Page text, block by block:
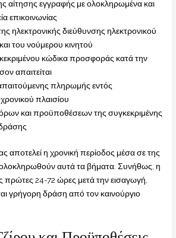
αίτησης εγγραφής με ολοκληρωμένα και
επικοινωνίας
ηλεκτρονικής διεύθυνσης ηλεκτρονικού
του νούμερου κινητού
κώδικα προσφοράς κατά την
απαιτείται
πληρωμής εντός
πλαισίου
και προϋποθέσεων της συγκεκριμένης
αποτελεί η χρονική περίοδος μέσα σε της
ολοκληρωθούν αυτά τα βήματα. Συνήθως, η
πρώτες 24-72 ώρες μετά την εισαγωγή,
γρήγορη δράση από τον καινούργιο